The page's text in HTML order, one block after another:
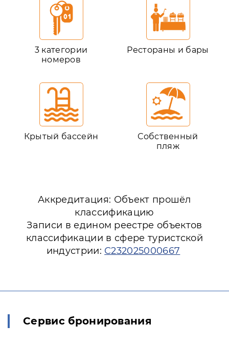
3 категории
номеров
Рестораны и бары
Крытый бассейн
Собственный
пляж
Аккредитация: Объект прошёл
классификацию
Записи в едином реестре объектов
классификации в сфере туристской
индустрии: С232025000667
Сервис бронирования